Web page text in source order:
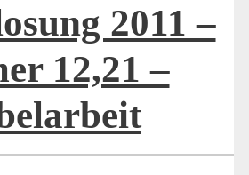
2011 –
12,21 –